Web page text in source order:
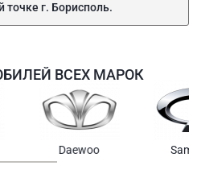
точке г. Борисполь.
ВСЕХ МАРОК